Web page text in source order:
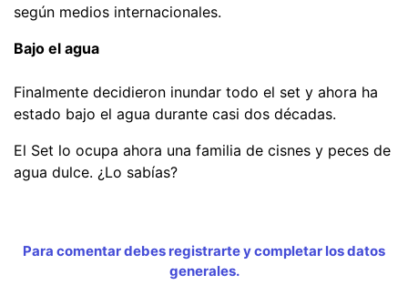
según medios internacionales.
Bajo el agua
Finalmente decidieron inundar todo el set y ahora ha
estado bajo el agua durante casi dos décadas.
El Set lo ocupa ahora una familia de cisnes y peces de
agua dulce. ¿Lo sabías?
Para comentar debes registrarte y completar los datos
generales.